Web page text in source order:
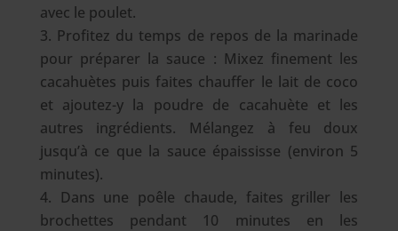
avec le poulet.
Profitez du temps de repos de la marinade
pour préparer la sauce : Mixez finement les
cacahuètes puis faites chauffer le lait de coco
et ajoutez-y la poudre de cacahuète et les
autres ingrédients. Mélangez à feu doux
jusqu’à ce que la sauce épaississe (environ 5
minutes).
Dans une poêle chaude, faites griller les
brochettes pendant 10 minutes en les